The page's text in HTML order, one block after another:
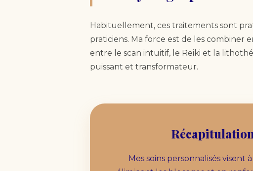
Habituellement, ces traitements sont
praticiens. Ma force est de les combiner
entre le scan intuitif, le Reiki et la
puissant et transformateur.
Mes soins personnalisés